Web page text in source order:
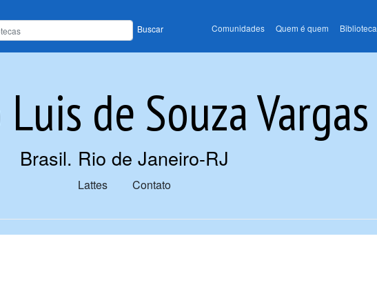
Buscar Comunidades Quem é quem Biblioteca
de Souza Vargas
Brasil. Rio de Janeiro-RJ
Lattes Contato